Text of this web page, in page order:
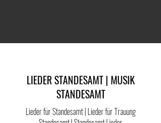
LIEDER STANDESAMT | MUSIK
STANDESAMT
Lieder für Standesamt | Lieder für Trauung